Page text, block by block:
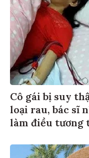
Cô gái bị suy
loại rau, bác sĩ
làm điều tương